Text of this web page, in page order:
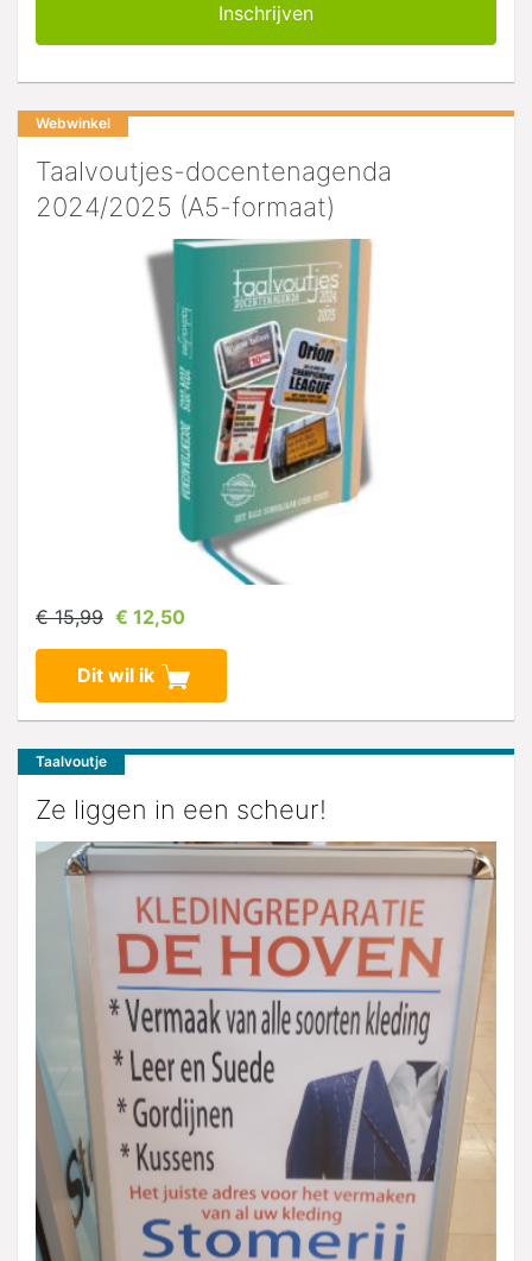
Webwinkel
Taalvoutjes-docentenagenda
2024/2025 (A5-formaat)
€ 15,99 € 12,50
Dit wil ik
Taalvoutje
Ze liggen in een scheur!